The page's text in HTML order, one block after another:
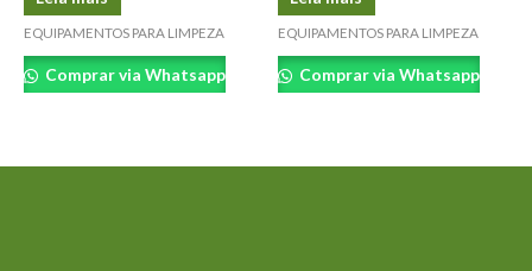
EQUIPAMENTOS PARA LIMPEZA
Comprar via Whatsapp
EQUIPAMENTOS PARA LIMPEZA
Comprar via Whatsapp